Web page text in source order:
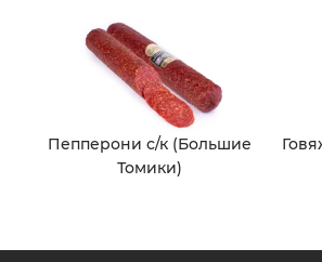
Пепперони с/к (Большие
Томики)